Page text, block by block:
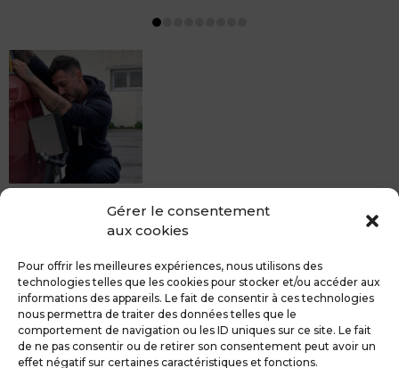
Gérer le consentement
aux cookies
Pour offrir les meilleures expériences, nous utilisons des
technologies telles que les cookies pour stocker et/ou accéder aux
informations des appareils. Le fait de consentir à ces technologies
nous permettra de traiter des données telles que le
comportement de navigation ou les ID uniques sur ce site. Le fait
de ne pas consentir ou de retirer son consentement peut avoir un
effet négatif sur certaines caractéristiques et fonctions.
peinture, sans rendez-vous mais Avec le sourire :)
du débosselage vous accueille sans rendez-...
MDCS GROUPE Mentions légales